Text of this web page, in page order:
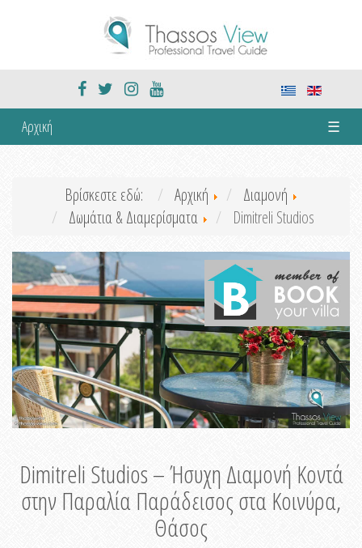
Αρχική ☰
Βρίσκεστε εδώ: Αρχική
Διαμονή
Δωμάτια & Διαμερίσματα
Dimitreli Studios
Dimitreli Studios – Ήσυχη Διαμονή Κοντά
στην Παραλία Παράδεισος στα Κοινύρα,
Θάσος